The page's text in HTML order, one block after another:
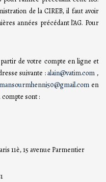
de la CIREB, il faut avoir
années précédant l’AG. Pour
de votre compte en ligne et
suivante : alain@vatim.com ,
mansourmhenni50@gmail.comen
sont :
11è, 15 avenue Parmentier